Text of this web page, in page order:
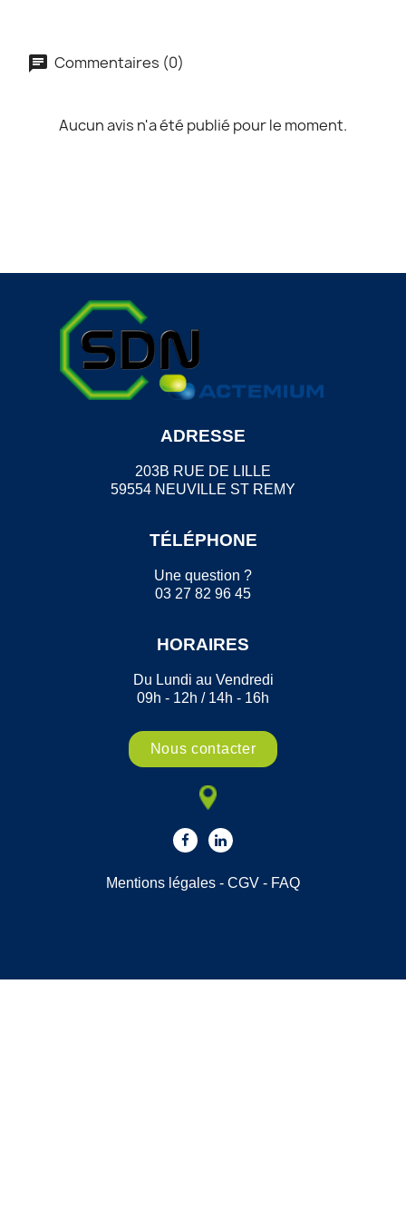
Commentaires (0)
Aucun avis n'a été publié pour le moment.
ADRESSE
203B RUE DE LILLE
59554 NEUVILLE ST REMY
TÉLÉPHONE
Une question ?
03 27 82 96 45
HORAIRES
Du Lundi au Vendredi
09h - 12h / 14h - 16h
Nous contacter
Mentions légales - CGV - FAQ